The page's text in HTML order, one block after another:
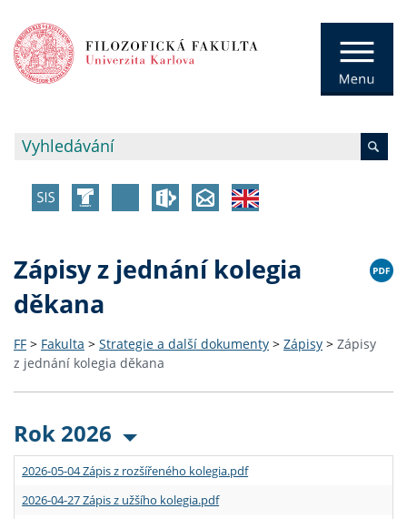
Zápisy z jednání kolegia
děkana
FF > Fakulta > Strategie a další dokumenty > Zápisy > Zápisy
z jednání kolegia děkana
Rok 2026
2026-05-04 Zápis z rozšířeného kolegia.pdf
2026-04-27 Zápis z užšího kolegia.pdf